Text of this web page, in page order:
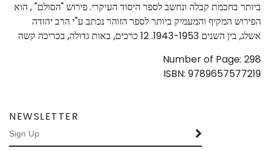
ביותר בחכמת קבלה ונחשב לספר היסוד העיקרי. פירוש "הסולם" , הוא
הפירוש המקיף והמעמיק ביותר לספר הזוהר נכתב ע"י הרב יהודה
אשלג, בין השנים 1943-1953. 12 כרכים, באות גדולה, בכריכה קשה
Number of Page: 298
ISBN: 9789657577219
NEWSLETTER